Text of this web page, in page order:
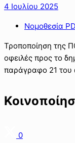
4 Ιουλίου 2025
Νομοθεσία
Τροποποίηση της
οφειλές προς το
παράγραφο 21 του
0